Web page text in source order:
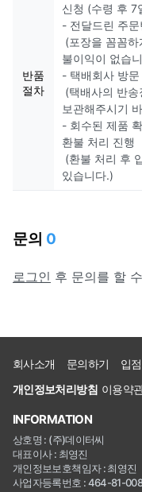
반품
절차
신청 (수령 후 7
- 전달드린 주
(포장을 꼼꼼
불이익이 없습
- 택배회사 방
(택배사의 반
보관해주시기
- 회수된 제품
환불 처리 진행
(환불 처리 후
있습니다.)
문의 0
로그인 후 문의를 할
회사소개 문의하기
입
개인정보처리방침 이용약
INFORMATION
상호명 : (주)데이터씨
대표이사 : 최영진
개인정보보호책임자 : 최영진
사업자등록번호 : 464-81-